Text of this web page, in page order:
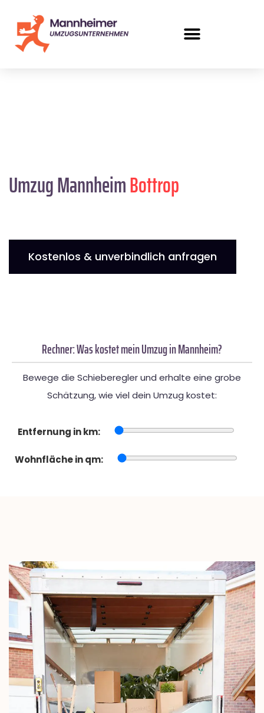
Umzug MannheimBottrop
Kostenlos & unverbindlich anfragen
Rechner: Was kostet mein Umzug in Mannheim?
Bewege die Schieberegler und erhalte eine grobe
Schätzung, wie viel dein Umzug kostet:
Entfernung in km:
Wohnfläche in qm: